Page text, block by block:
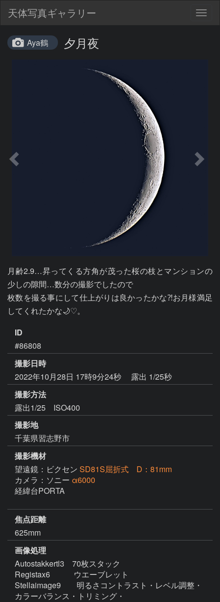
天体写真ギャラリー
Aya鶴 夕月夜
月齢2.9…昇ってくる方角が茂った桜の枝とマンションの
少しの隙間…数分の撮影でしたので
枚数を撮る事にして仕上がりは良かったかな⁈お月様満足
してくれたかな🌙♡。
ID
#86808
撮影日時
2022年10月28日 17時9分24秒
露出 1/25秒
撮影方法
露出1/25 ISO400
撮影地
千葉県習志野市
撮影機材
望遠鏡：ビクセン SD81S屈折式 D：81mm
カメラ：ソニー α6000
経緯台PORTA
焦点距離
625mm
画像処理
Autostakkertl3　70枚スタック
Registax6　　　ウエーブレット
Stellaimage9　　明るさコントラスト・レベル調整・
カラーバランス・トリミング・